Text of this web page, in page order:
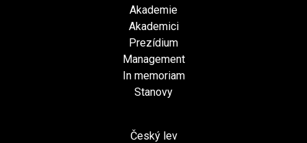
Akademie
Akademici
Prezídium
Management
In memoriam
Stanovy
Český lev